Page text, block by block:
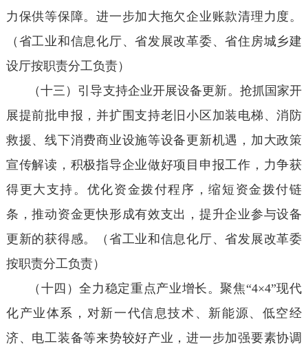
力保供等保障。进一步加大拖欠企业账款清理力度。
（省工业和信息化厅、省发展改革委、省住房城乡建
设厅按职责分工负责）
（十三）引导支持企业开展设备更新。抢抓国家开
展提前批申报，并扩围支持老旧小区加装电梯、消防
救援、线下消费商业设施等设备更新机遇，加大政策
宣传解读，积极指导企业做好项目申报工作，力争获
得更大支持。优化资金拨付程序，缩短资金拨付链
条，推动资金更快形成有效支出，提升企业参与设备
更新的获得感。（省工业和信息化厅、省发展改革委
按职责分工负责）
（十四）全力稳定重点产业增长。聚焦“4×4”现代
化产业体系，对新一代信息技术、新能源、低空经
济、电工装备等来势较好产业，进一步加强要素协调